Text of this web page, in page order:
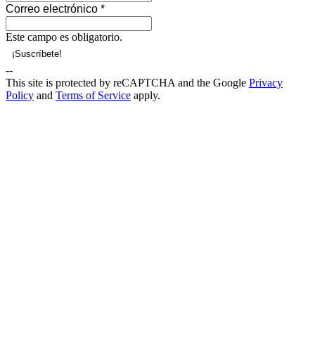
Correo electrónico *
Este campo es obligatorio.
--
This site is protected by reCAPTCHA and the Google Privacy
Policy and Terms of Service apply.